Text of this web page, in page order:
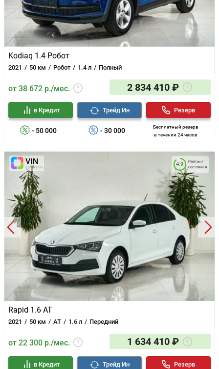
Kodiaq 1.4 Робот
2021 50 км Робот 1.4 л Полный
от 38 672 р./мес. 2 834 410 ₽
- 50 000
в Кредит
- 30 000
Трейд Ин
Бесплатный резерв
в течении 24 часов
Резерв
Rapid 1.6 AT
2021 50 км AT 1.6 л Передний
Рейтинг
состояния
4.9
от 22 300 р./мес. 1 634 410 ₽
в Кредит Трейд Ин Резерв